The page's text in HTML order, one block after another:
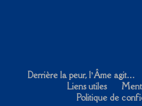
Derrière la peur, l’Âme agit…
Liens utiles
Politique de